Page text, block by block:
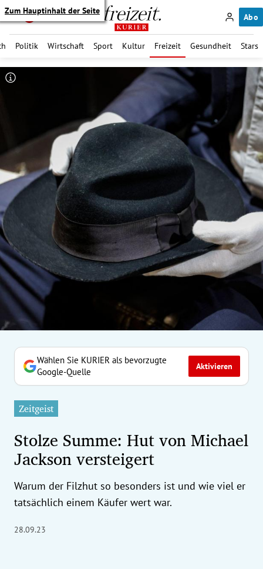
Zum Hauptinhalt der Seite
Abo
Politik Wirtschaft Sport Kultur Freizeit Gesundheit Stars
Untermenü
Untermenü
Untermenü
Untermenü
Untermenü
Untermenü
Untermenü
Untermenü
Untermenü
Wählen Sie KURIER als bevorzugte
Google-Quelle
Aktivieren
Zeitgeist
Stolze Summe: Hut von Michael
Jackson versteigert
Warum der Filzhut so besonders ist und wie viel er
tatsächlich einem Käufer wert war.
28.09.23